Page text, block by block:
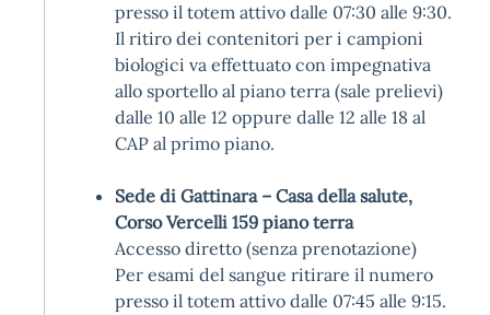
presso il totem attivo dalle 07:30 alle 9:30.
Il ritiro dei contenitori per i campioni
biologici va effettuato con impegnativa
allo sportello al piano terra (sale prelievi)
dalle 10 alle 12 oppure dalle 12 alle 18 al
CAP al primo piano.
Sede di Gattinara – Casa della salute,
Corso Vercelli 159 piano terra
Accesso diretto (senza prenotazione)
Per esami del sangue ritirare il numero
presso il totem attivo dalle 07:45 alle 9:15.